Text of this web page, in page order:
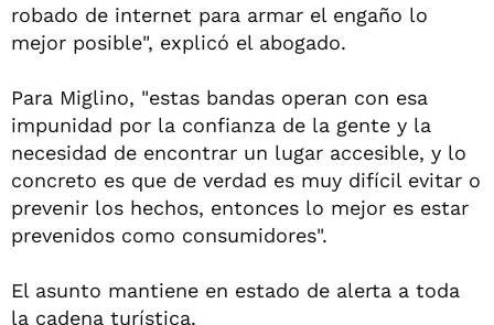
robado de internet para armar el engaño lo
mejor posible", explicó el abogado.
Para Miglino, "estas bandas operan con esa
impunidad por la confianza de la gente y la
necesidad de encontrar un lugar accesible, y lo
concreto es que de verdad es muy difícil evitar o
prevenir los hechos, entonces lo mejor es estar
prevenidos como consumidores".
El asunto mantiene en estado de alerta a toda
la cadena turística.